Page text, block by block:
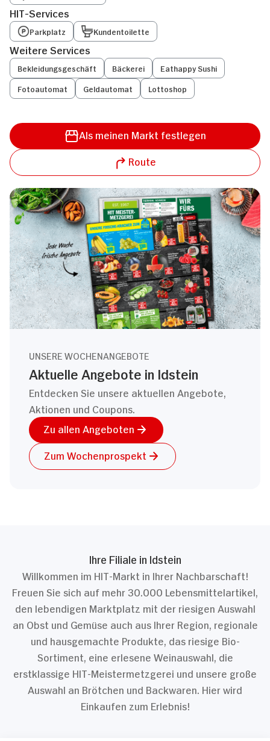
HIT-Services
Parkplatz Kundentoilette
Weitere Services
Bekleidungsgeschäft Bäckerei
Eathappy Sushi
Fotoautomat
Geldautomat Lottoshop
Als meinen Markt festlegen
Route
UNSERE WOCHENANGEBOTE
Aktuelle Angebote in Idstein
Entdecken Sie unsere aktuellen Angebote,
Aktionen und Coupons.
Zu allen Angeboten
Zum Wochenprospekt
Ihre Filiale in Idstein
Willkommen im HIT-Markt in Ihrer Nachbarschaft!
Freuen Sie sich auf mehr 30.000 Lebensmittelartikel,
den lebendigen Marktplatz mit der riesigen Auswahl
an Obst und Gemüse auch aus Ihrer Region, regionale
und hausgemachte Produkte, das riesige Bio-
Sortiment, eine erlesene Weinauswahl, die
erstklassige HIT-Meistermetzgerei und unsere große
Auswahl an Brötchen und Backwaren. Hier wird
Einkaufen zum Erlebnis!